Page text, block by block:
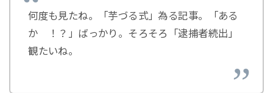
何度も見たね。「芋づる式」為る記事。「ある
か ！？」ばっかり。そろそろ「逮捕者続出」
観たいね。